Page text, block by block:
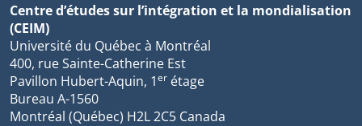
Centre d’études sur l’intégration et la mondialisation
(CEIM)
Université du Québec à Montréal
400, rue Sainte-Catherine Est
Pavillon Hubert-Aquin, 1er étage
Bureau A-1560
Montréal (Québec) H2L 2C5 Canada